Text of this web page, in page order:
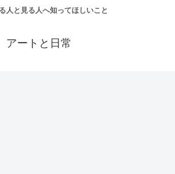
人と見る人へ知ってほしいこと
アートと日常